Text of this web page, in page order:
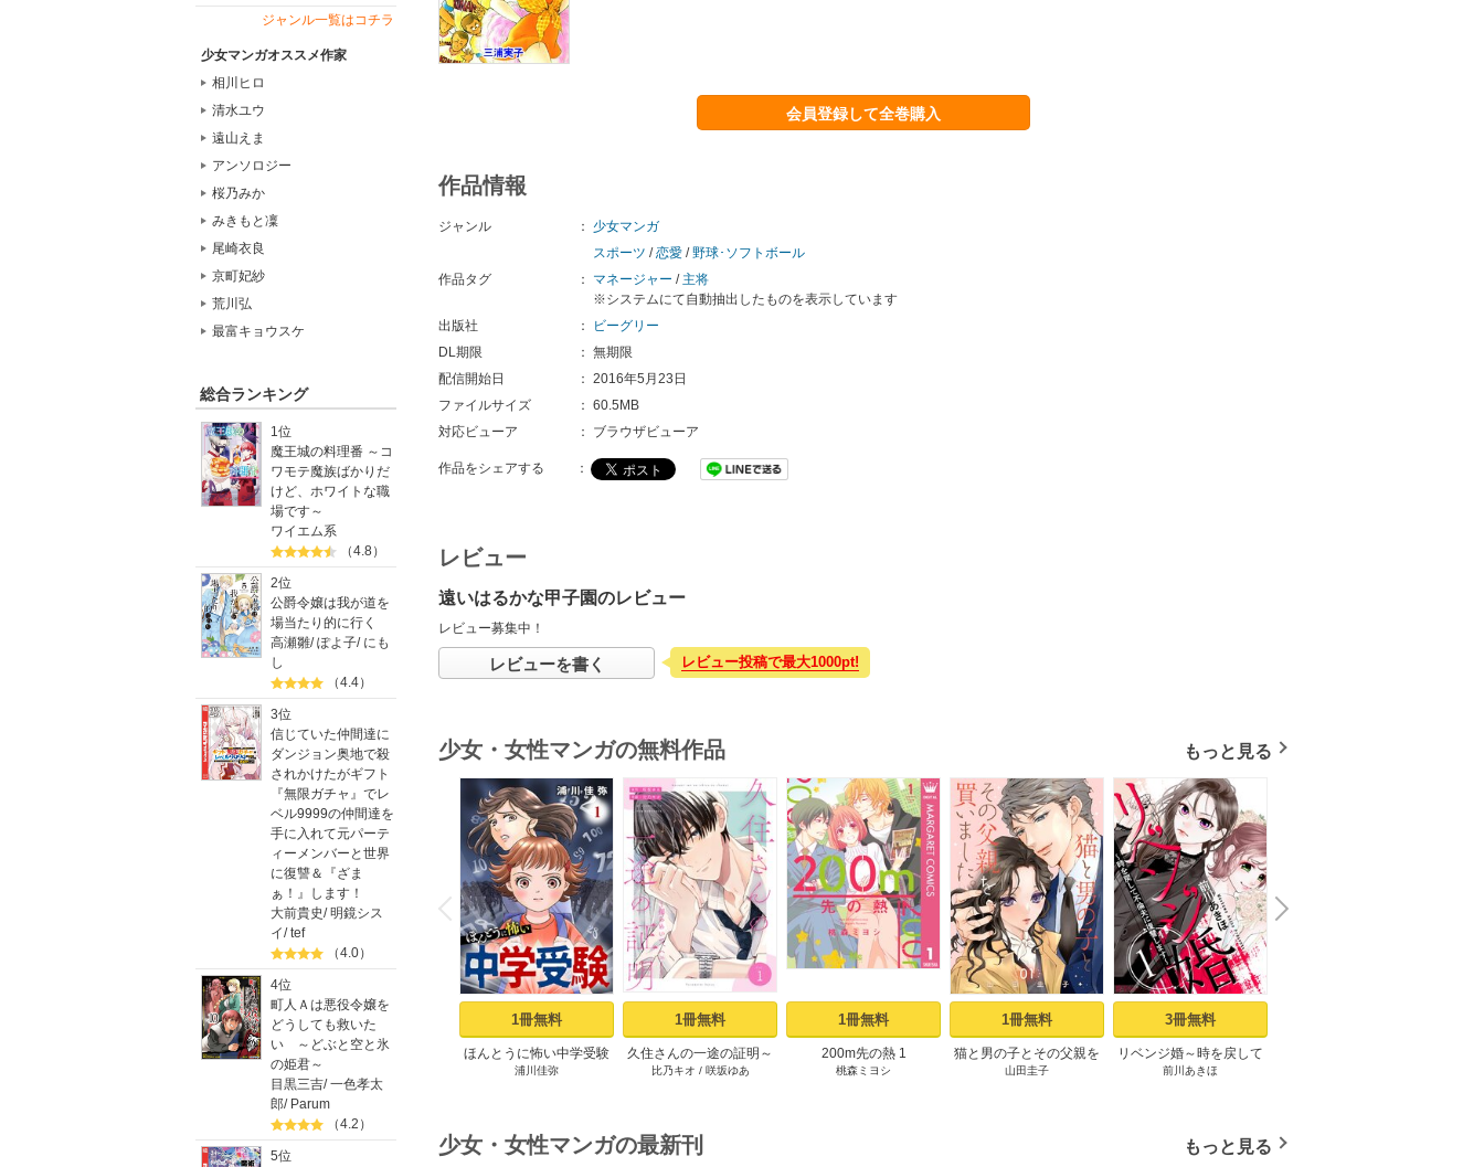
ジャンル一覧はコチラ
少女マンガオススメ作家
相川ヒロ
清水ユウ
遠山えま
アンソロジー
桜乃みか
みきもと凜
尾崎衣良
京町妃紗
荒川弘
最富キョウスケ
総合ランキング
1位
魔王城の料理番 ～コ
ワモテ魔族ばかりだ
けど、ホワイトな職
場です～
ワイエム系
（4.8）
2位
公爵令嬢は我が道を
場当たり的に行く
高瀬雛/ぽよ子/ にも
し
（4.4）
3位
信じていた仲間達に
ダンジョン奥地で殺
されかけたがギフト
『無限ガチャ』でレ
ベル9999の仲間達を
手に入れて元パーテ
ィーメンバーと世界
に復讐＆『ざま
ぁ！』します！
大前貴史/明鏡シス
イ/tef
（4.0）
4位
町人Ａは悪役令嬢を
どうしても救いた
い ～どぶと空と氷
の姫君～
目黒三吉/一色孝太
郎/ Parum
（4.2）
5位
会員登録して全巻購入
作品情報
ジャンル ：
少女マンガ
スポーツ /恋愛 /野球･ソフトボール
作品タグ
： マネージャー / 主将
※システムにて自動抽出したものを表示しています
出版社
：
ビーグリー
DL期限
： 無期限
配信開始日
： 2016年5月23日
ファイルサイズ
： 60.5MB
対応ビューア
： ブラウザビューア
作品をシェアする ：
レビュー
遠いはるかな甲子園のレビュー
レビュー募集中！
レビューを書く レビュー投稿で最大1000pt!
少女・女性マンガの無料作品 もっと見る
P
r
e
v
i
o
u
s
1冊無料
ほんとうに怖い中学受験
【分冊版】 1
浦川佳弥
1冊無料
久住さんの一途の証明～
揺らめいて、ハニー～ 1
比乃キオ / 咲坂ゆあ
1冊無料
200m先の熱 1
桃森ミヨシ
1冊無料
猫と男の子とその父親を
買いました。【分冊
山田圭子
3冊無料
リベンジ婚～時を戻して
不倫夫に復讐します～ 1
前川あきほ
N
e
x
t
少女・女性マンガの最新刊 もっと見る